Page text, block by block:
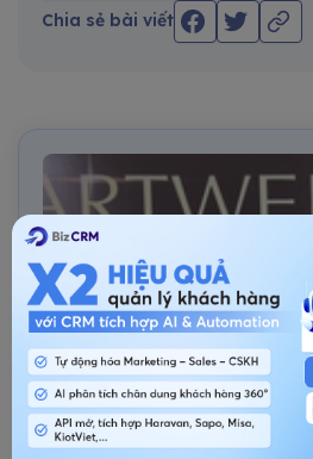
Chia sẻ bài viết